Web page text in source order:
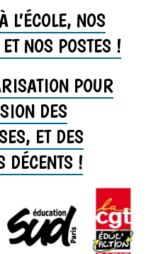
L’ÉCOLE, NOS
NOS POSTES !
POUR
DES
ET DES
DÉCENTS !